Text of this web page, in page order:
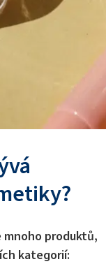
mnoho produktů,
kategorií: